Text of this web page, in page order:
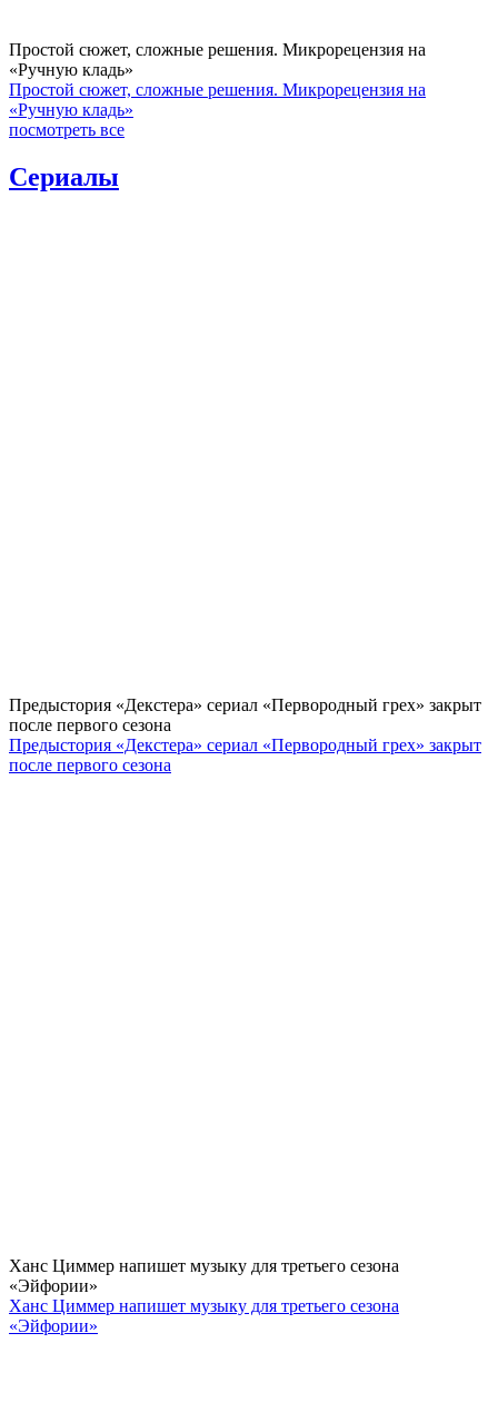
Простой сюжет, сложные решения. Микрорецензия на
«Ручную кладь»
Простой сюжет, сложные решения. Микрорецензия на
«Ручную кладь»
посмотреть все
Сериалы
Предыстория «Декстера» сериал «Первородный грех» закрыт
после первого сезона
Предыстория «Декстера» сериал «Первородный грех» закрыт
после первого сезона
Ханс Циммер напишет музыку для третьего сезона
«Эйфории»
Ханс Циммер напишет музыку для третьего сезона
«Эйфории»